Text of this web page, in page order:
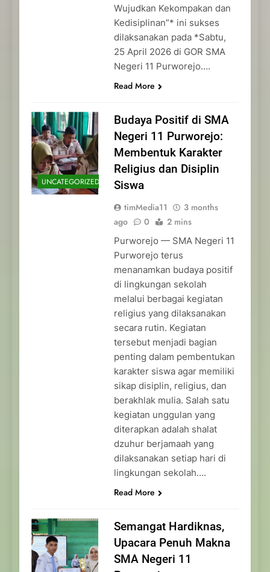
Wujudkan Kekompakan dan
Kedisiplinan”* ini sukses
dilaksanakan pada *Sabtu,
25 April 2026 di GOR SMA
Negeri 11 Purworejo….
Read More
UNCATEGORIZED
Budaya Positif di SMA
Negeri 11 Purworejo:
Membentuk Karakter
Religius dan Disiplin
Siswa
timMedia11
3 months
ago
0 2 mins
Purworejo — SMA Negeri 11
Purworejo terus
menanamkan budaya positif
di lingkungan sekolah
melalui berbagai kegiatan
religius yang dilaksanakan
secara rutin. Kegiatan
tersebut menjadi bagian
penting dalam pembentukan
karakter siswa agar memiliki
sikap disiplin, religius, dan
berakhlak mulia. Salah satu
kegiatan unggulan yang
diterapkan adalah shalat
dzuhur berjamaah yang
dilaksanakan setiap hari di
lingkungan sekolah….
Read More
Semangat Hardiknas,
Upacara Penuh Makna
SMA Negeri 11